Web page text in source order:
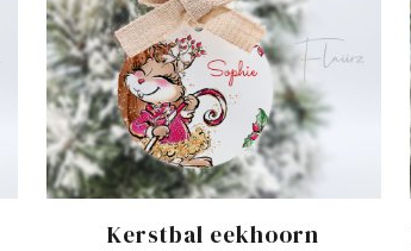
Kerstbal eekhoorn